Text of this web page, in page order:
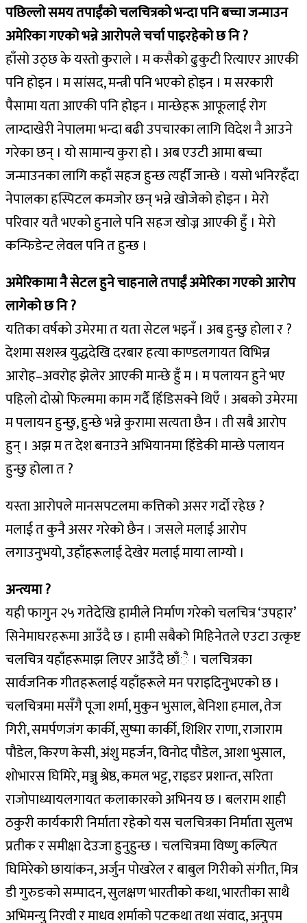
पछिल्लो समय तपाईंको चलचित्रको भन्दा पनि बच्चा जन्माउन
अमेरिका गएको भन्ने आरोपले चर्चा पाइरहेको छ नि ?
हाँसो उठ्छ के यस्तो कुराले । म कसैको ढुकुटी रित्याएर आएकी
पनि होइन । म सांसद, मन्त्री पनि भएको होइन । म सरकारी
पैसामा यता आएकी पनि होइन । मान्छेहरू आफूलाई रोग
लाग्दाखेरी नेपालमा भन्दा बढी उपचारका लागि विदेश नै आउने
गरेका छन् । यो सामान्य कुरा हो । अब एउटी आमा बच्चा
जन्माउनका लागि कहाँ सहज हुन्छ त्यहीँ जान्छे । यसो भनिरहँदा
नेपालका हस्पिटल कमजोर छन् भन्ने खोजेको होइन । मेरो
परिवार यतै भएको हुनाले पनि सहज खोज्न आएकी हुँ । मेरो
कन्फिडेन्ट लेवल पनि त हुन्छ ।
अमेरिकामा नै सेटल हुने चाहनाले तपाईं अमेरिका गएको आरोप
लागेको छ नि ?
यतिका वर्षको उमेरमा त यता सेटल भइनँ । अब हुन्छु होला र ?
देशमा सशस्त्र युद्धदेखि दरबार हत्या काण्डलगायत विभिन्न
आरोह–अवरोह झेलेर आएकी मान्छे हुँ म । म पलायन हुने भए
पहिलो दोस्रो फिल्ममा काम गर्दै हिँडिसक्ने थिएँ । अबको उमेरमा
म पलायन हुन्छु, हुन्छे भन्ने कुरामा सत्यता छैन । ती सबै आरोप
हुन् । अझ म त देश बनाउने अभियानमा हिँडेकी मान्छे पलायन
हुन्छु होला त ?
यस्ता आरोपले मानसपटलमा कत्तिको असर गर्दो रहेछ ?
मलाई त कुनै असर गरेको छैन । जसले मलाई आरोप
लगाउनुभयो, उहाँहरूलाई देखेर मलाई माया लाग्यो ।
अन्त्यमा ?
यही फागुन २५ गतेदेखि हामीले निर्माण गरेको चलचित्र ‘उपहार’
सिनेमाघरहरूमा आउँदै छ । हामी सबैको मिहिनेतले एउटा उत्कृष्ट
चलचित्र यहाँहरूमाझ लिएर आउँदै छाँै । चलचित्रका
सार्वजनिक गीतहरूलाई यहाँहरूले मन पराइदिनुभएको छ ।
चलचित्रमा मसँगै पूजा शर्मा, मुकुन भुसाल, बेनिशा हमाल, तेज
गिरी, समर्पणजंग कार्की, सुष्मा कार्की, शिशिर राणा, राजाराम
पौडेल, किरण केसी, अंशु महर्जन, विनोद पौडेल, आशा भुसाल,
शोभारस घिमिरे, मञ्जु श्रेष्ठ, कमल भट्ट, राइडर प्रशान्त, सरिता
राजोपाध्यायलगायत कलाकारको अभिनय छ । बलराम शाही
ठकुरी कार्यकारी निर्माता रहेको यस चलचित्रका निर्माता सुलभ
प्रतीक र समीक्षा देउजा हुनुहुन्छ । चलचित्रमा विष्णु कल्पित
घिमिरेको छायांकन, अर्जुन पोखरेल र बाबुल गिरीको संगीत, मित्र
डी गुरुङको सम्पादन, सुलक्षण भारतीको कथा, भारतीका साथै
अभिमन्यु निरवी र माधव शर्माको पटकथा तथा संवाद, अनुपम